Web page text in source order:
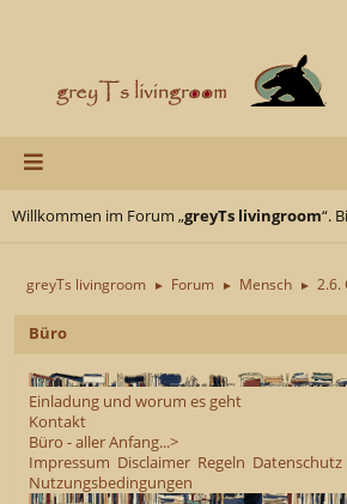
Willkommen im Forum „greyTs livingroom“.
greyTs livingroom ► Forum ► Mensch ► 2.6.
Büro
Einladung und worum es geht
Kontakt
Büro - aller Anfang...>
Impressum Disclaimer Regeln Datenschutz
Nutzungsbedingungen